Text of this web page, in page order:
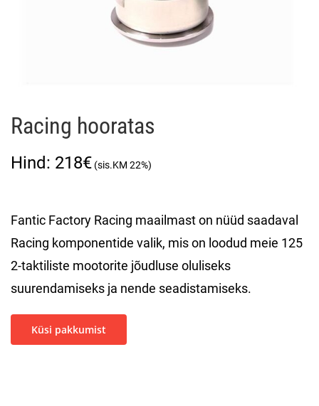
Racing hooratas
218€
Fantic Factory Racing maailmast on nüüd saadaval
Racing komponentide valik, mis on loodud meie 125
2-taktiliste mootorite jõudluse oluliseks
suurendamiseks ja nende seadistamiseks.
Küsi pakkumist